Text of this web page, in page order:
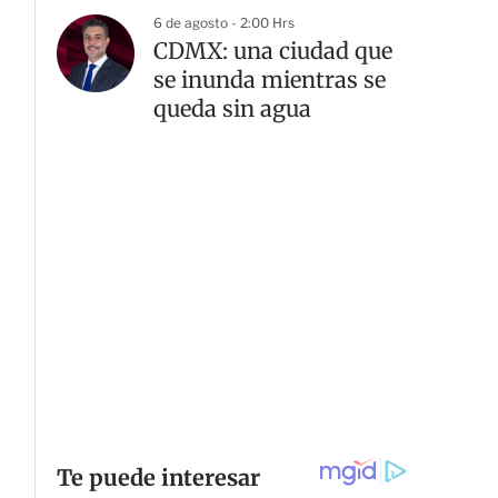
6 de agosto - 2:00 Hrs
CDMX: una ciudad que
se inunda mientras se
queda sin agua